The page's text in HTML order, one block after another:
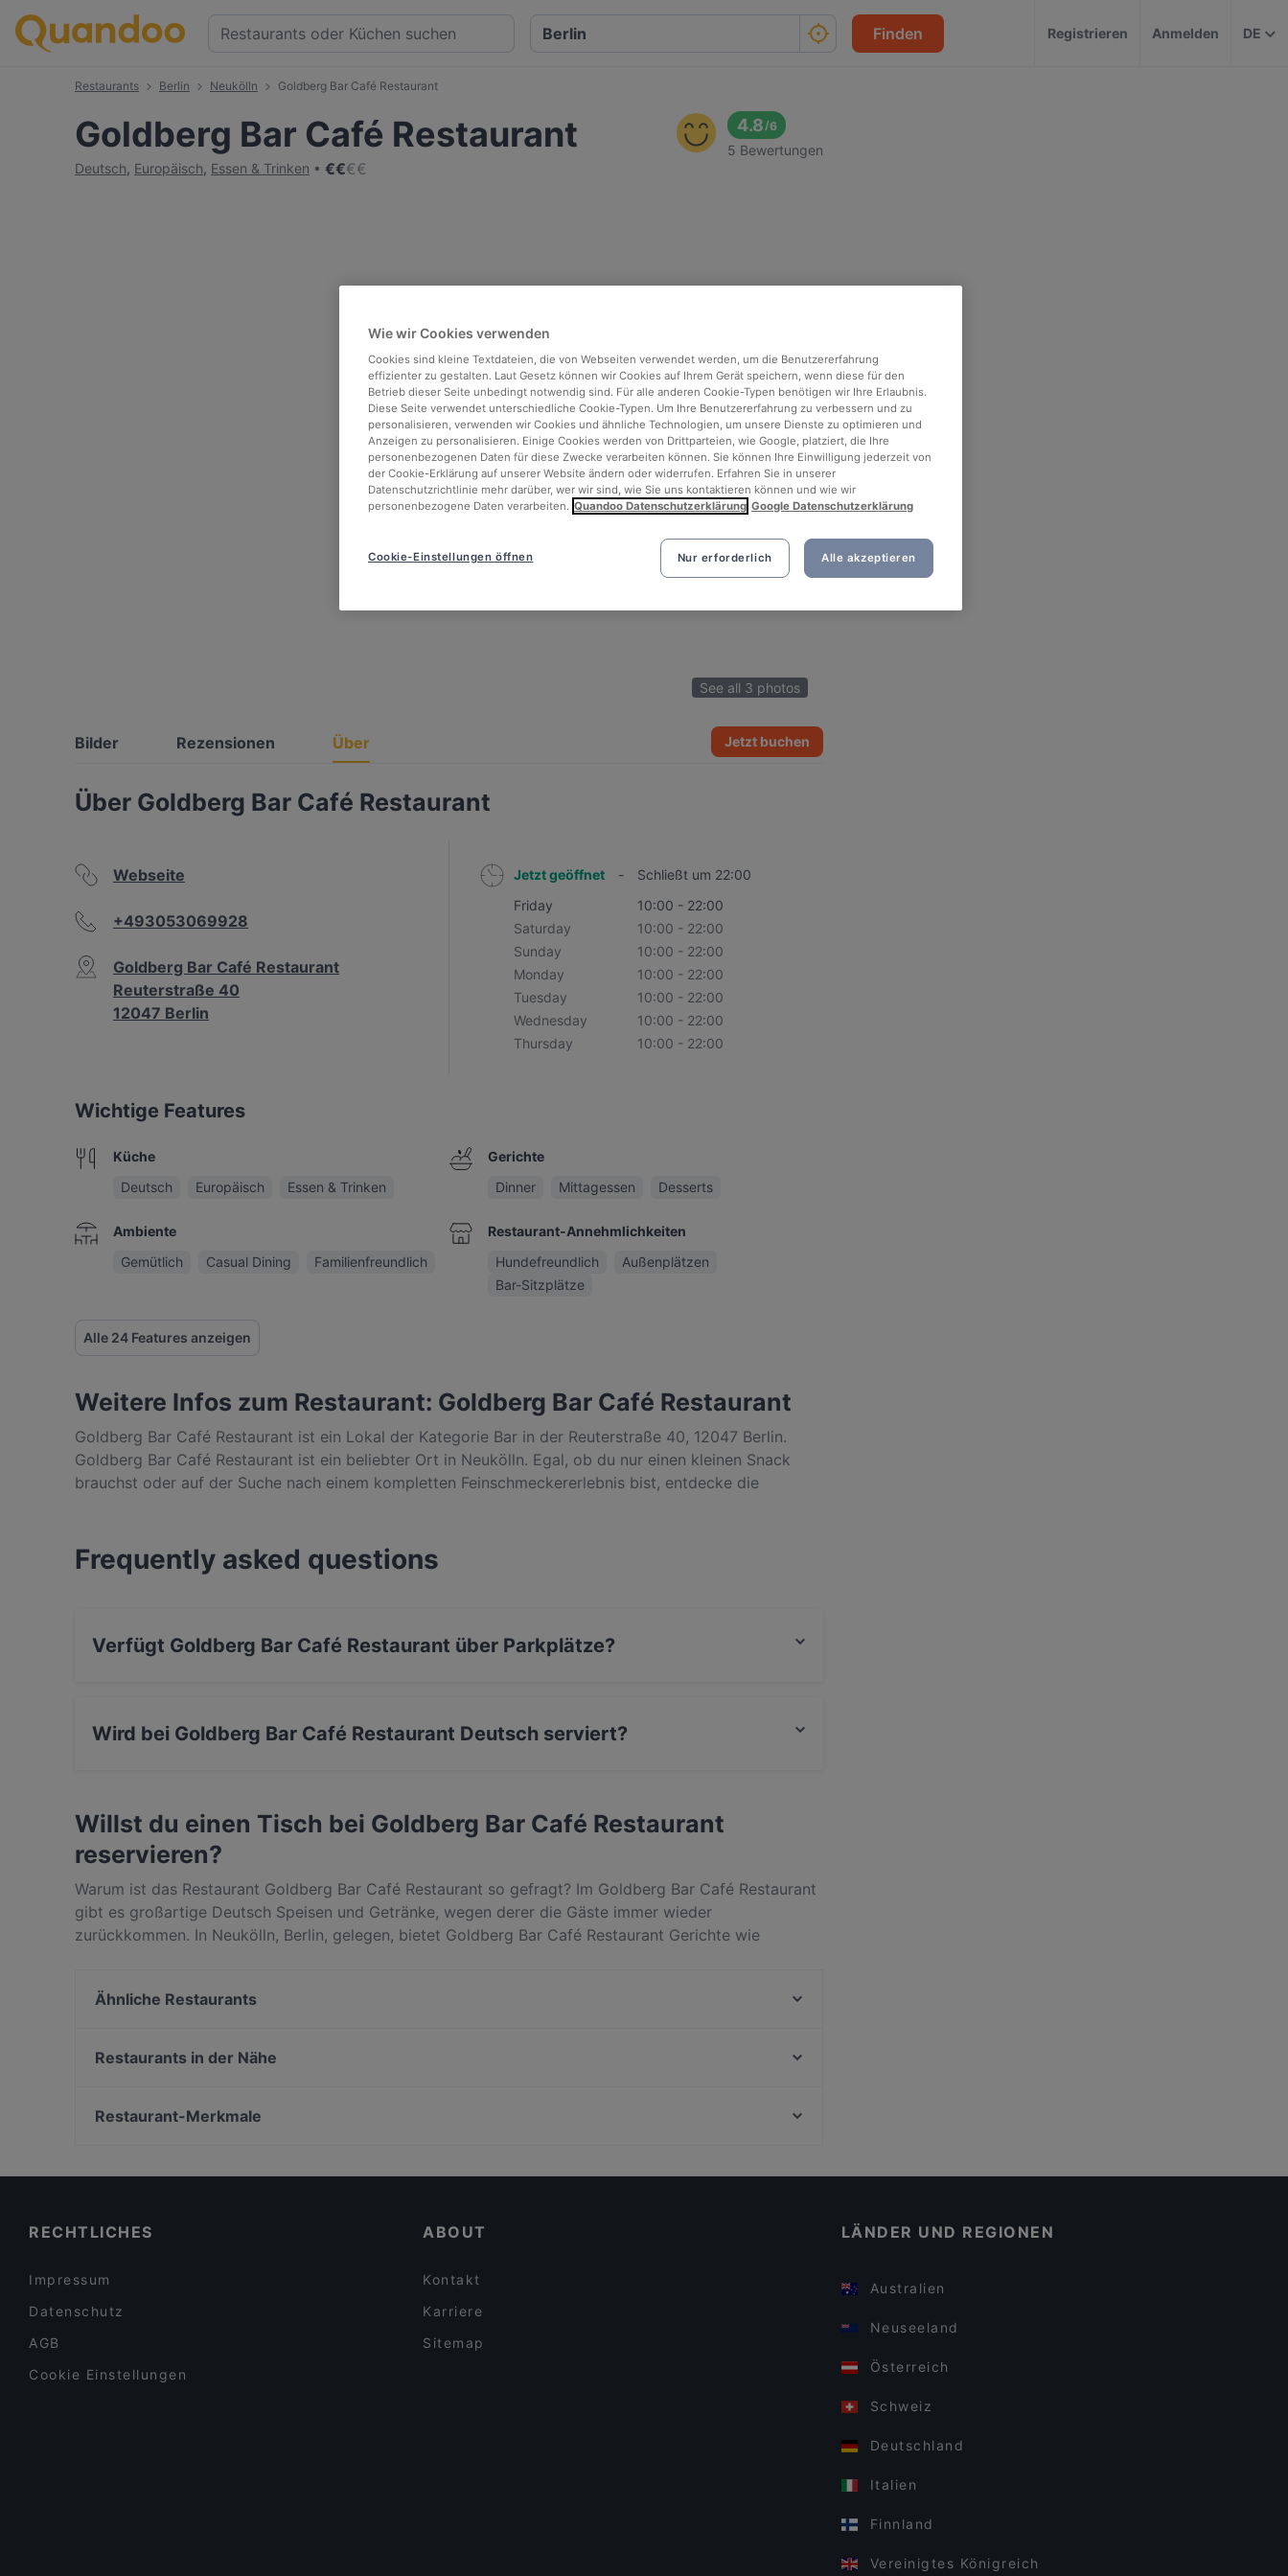
Finden Registrieren Anmelden DE
Restaurants Berlin Neukölln Goldberg Bar Café Restaurant
Goldberg Bar Café Restaurant
Deutsch, Europäisch, Essen & Trinken €€€€
4.8/6
5 Bewertungen
See all 3 photos
Bilder Rezensionen Über Jetzt buchen
Über Goldberg Bar Café Restaurant
Webseite
+493053069928
Goldberg Bar Café Restaurant
Reuterstraße 40
12047 Berlin
Jetzt geöffnet -
Schließt um 22:00
Friday
10:00 - 22:00
Saturday
10:00 - 22:00
Sunday
10:00 - 22:00
Monday
10:00 - 22:00
Tuesday
10:00 - 22:00
Wednesday
10:00 - 22:00
Thursday
10:00 - 22:00
Wichtige Features
Küche
Deutsch
Europäisch Essen & Trinken
Ambiente
Gemütlich
Casual Dining Familienfreundlich
Gerichte
Dinner
Mittagessen Desserts
Restaurant-Annehmlichkeiten
Hundefreundlich
Außenplätzen
Bar-Sitzplätze
Alle 24 Features anzeigen
Weitere Infos zum Restaurant: Goldberg Bar Café Restaurant
Goldberg Bar Café Restaurant ist ein Lokal der Kategorie Bar in der Reuterstraße 40, 12047 Berlin.
Goldberg Bar Café Restaurant ist ein beliebter Ort in Neukölln. Egal, ob du nur einen kleinen Snack
brauchst oder auf der Suche nach einem kompletten Feinschmeckererlebnis bist, entdecke die
Frequently asked questions
Verfügt Goldberg Bar Café Restaurant über Parkplätze?
Wird bei Goldberg Bar Café Restaurant Deutsch serviert?
Willst du einen Tisch bei Goldberg Bar Café Restaurant
reservieren?
Warum ist das Restaurant Goldberg Bar Café Restaurant so gefragt? Im Goldberg Bar Café Restaurant
gibt es großartige Deutsch Speisen und Getränke, wegen derer die Gäste immer wieder
zurückkommen. In Neukölln, Berlin, gelegen, bietet Goldberg Bar Café Restaurant Gerichte wie
Restaurantbesuch!
Ähnliche Restaurants
PHO HA
Restaurants in der Nähe
IL PIZZAIOLO
Restaurant-Merkmale
RECHTLICHES
Impressum
Datenschutz
AGB
Cookie Einstellungen
ABOUT
Kontakt
Karriere
Sitemap
LÄNDER UND REGIONEN
Australien
Neuseeland
Österreich
Schweiz
Deutschland
Italien
Finnland
Vereinigtes Königreich
Wie wir Cookies verwenden
Cookies sind kleine Textdateien, die von Webseiten verwendet werden, um die Benutzererfahrung
effizienter zu gestalten. Laut Gesetz können wir Cookies auf Ihrem Gerät speichern, wenn diese für den
Betrieb dieser Seite unbedingt notwendig sind. Für alle anderen Cookie-Typen benötigen wir Ihre Erlaubnis.
Diese Seite verwendet unterschiedliche Cookie-Typen. Um Ihre Benutzererfahrung zu verbessern und zu
personalisieren, verwenden wir Cookies und ähnliche Technologien, um unsere Dienste zu optimieren und
Anzeigen zu personalisieren. Einige Cookies werden von Drittparteien, wie Google, platziert, die Ihre
personenbezogenen Daten für diese Zwecke verarbeiten können. Sie können Ihre Einwilligung jederzeit von
der Cookie-Erklärung auf unserer Website ändern oder widerrufen. Erfahren Sie in unserer
Datenschutzrichtlinie mehr darüber, wer wir sind, wie Sie uns kontaktieren können und wie wir
personenbezogene Daten verarbeiten. Quandoo Datenschutzerklärung Google Datenschutzerklärung
Nur erforderlich Alle akzeptieren
Cookie-Einstellungen öffnen